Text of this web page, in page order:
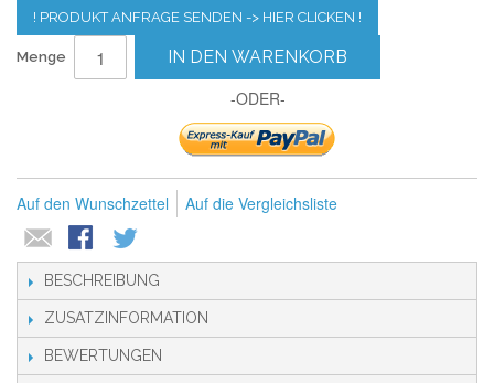
! PRODUKT ANFRAGE SENDEN -> HIER CLICKEN !
Menge IN DEN WARENKORB
-ODER-
Auf den Wunschzettel Auf die Vergleichsliste
BESCHREIBUNG
ZUSATZINFORMATION
BEWERTUNGEN